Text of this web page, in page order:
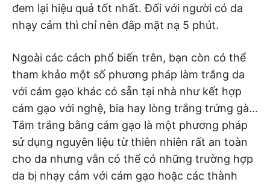
đem lại hiệu quả tốt nhất. Đối với người có da
nhạy cảm thì chỉ nên đắp mặt nạ 5 phút.
Ngoài các cách phổ biến trên, bạn còn có thể
tham khảo một số phương pháp làm trắng da
với cám gạo khác có sẵn tại nhà như kết hợp
cám gạo với nghệ, bia hay lòng trắng trứng gà…
Tắm trắng bằng cám gạo là một phương pháp
sử dụng nguyên liệu từ thiên nhiên rất an toàn
cho da nhưng vẫn có thể có những trường hợp
da bị nhạy cảm với cám gạo hoặc các thành